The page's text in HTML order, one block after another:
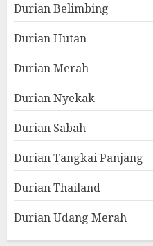
Durian Belimbing
Durian Hutan
Durian Merah
Durian Nyekak
Durian Sabah
Durian Tangkai Panjang
Durian Thailand
Durian Udang Merah